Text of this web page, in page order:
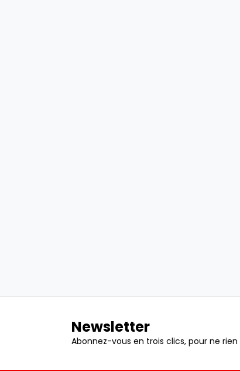
Newsletter
Abonnez-vous en trois clics, pour ne